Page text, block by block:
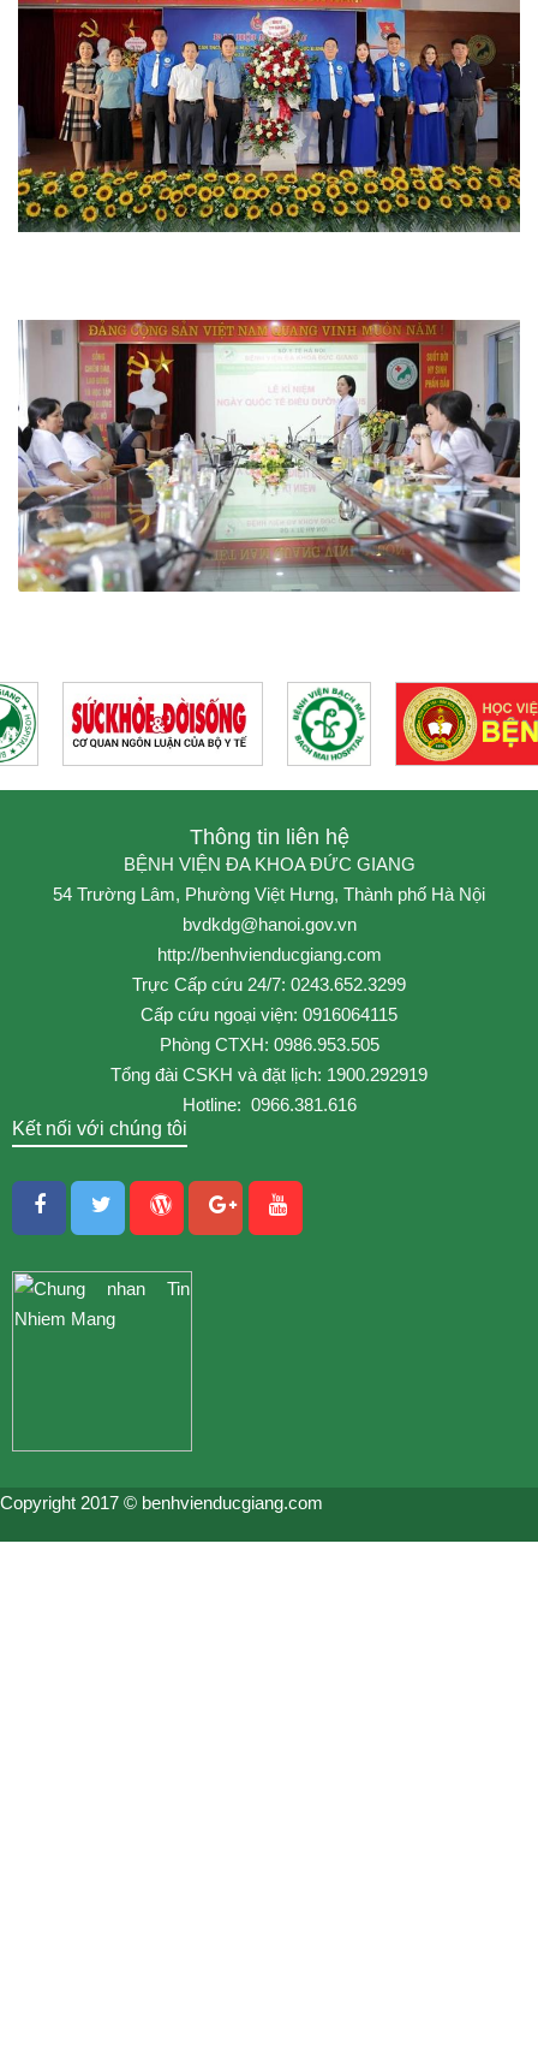
Hoạt động chuyên môn
Thông tin liên hệ
BỆNH VIỆN ĐA KHOA ĐỨC GIANG
54 Trường Lâm, Phường Việt Hưng, Thành phố Hà Nội
bvdkdg@hanoi.gov.vn
http://benhvienducgiang.com
Trực Cấp cứu 24/7: 0243.652.3299
Cấp cứu ngoại viện: 0916064115
Phòng CTXH: 0986.953.505
Tổng đài CSKH và đặt lịch: 1900.292919
Hotline: 0966.381.616
Kết nối với chúng tôi
Copyright 2017 © benhvienducgiang.com